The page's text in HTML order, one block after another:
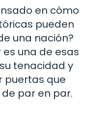
en cómo
pueden
una nación?
una de esas
tenacidad y
puertas que
par en par.